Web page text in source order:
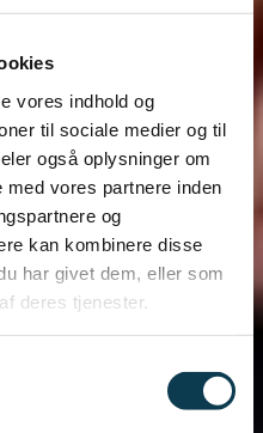
vores indhold og
til sociale medier og til
også oplysninger om
vores partnere inden
og
kan kombinere disse
har givet dem, eller som
deres tjenester.